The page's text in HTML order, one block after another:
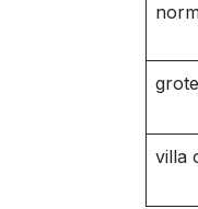
villa